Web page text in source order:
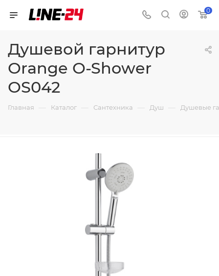
0
Душевой гарнитур
Orange O-Shower
OS042
Главная — Каталог — Сантехника — Душ — Душевые